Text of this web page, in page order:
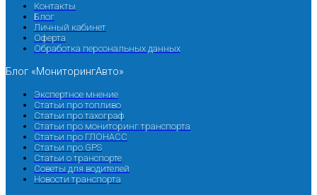
Контакты
Блог
Личный кабинет
Оферта
Обработка персональных данных
Блог «МониторингАвто»
Экспертное мнение
Статьи про топливо
Статьи про тахограф
Статьи про мониторинг транспорта
Статьи про ГЛОНАСС
Статьи про GPS
Статьи о транспорте
Советы для водителей
Новости транспорта